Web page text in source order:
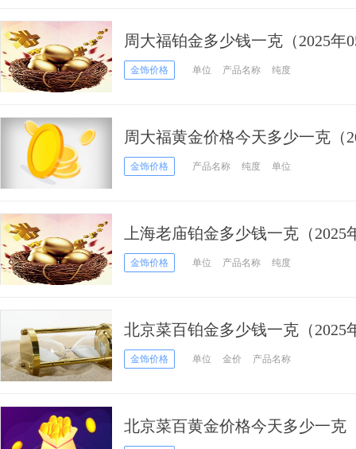
周大福铂金多少钱一克（2025年
金饰价格 单位 产品名称 纯度
周大福黄金价格今天多少一克（
金饰价格 产品名称 纯度 单位
上海老庙铂金多少钱一克（2025
金饰价格 单位 产品名称 纯度
北京菜百铂金多少钱一克（2025
金饰价格 单位 金价 产品名称
北京菜百黄金价格今天多少一克